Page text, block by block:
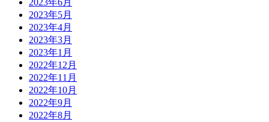
2023年6月
2023年5月
2023年4月
2023年3月
2023年1月
2022年12月
2022年11月
2022年10月
2022年9月
2022年8月